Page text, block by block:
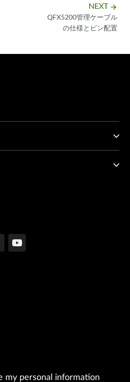
NEXT arrow_forward
QFX5200管理ケーブル
の仕様とピン配置
my personal information